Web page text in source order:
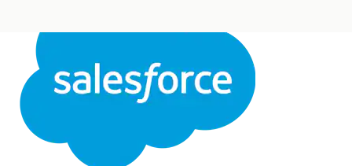
Fermer